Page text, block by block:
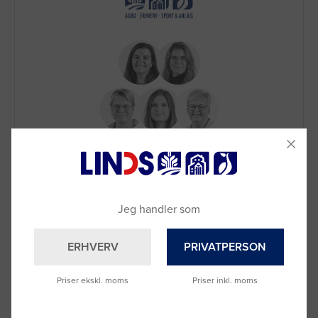
Brug for hjælp?
Skriv til voreschateller ring til os på
9992 0233
Du kan også kontakte din lokale sælger
Jeg handler som
ERHVERV
Priser ekskl. moms
PRIVATPERSON
Priser inkl. moms